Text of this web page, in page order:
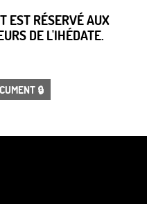
EST RÉSERVÉ AUX
DE L'IHÉDATE.
🔒